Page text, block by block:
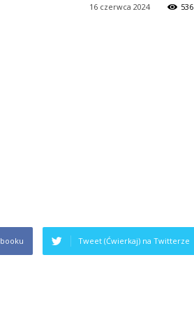
16 czerwca 2024 536
Tweet (Ćwierkaj) na Twitterze